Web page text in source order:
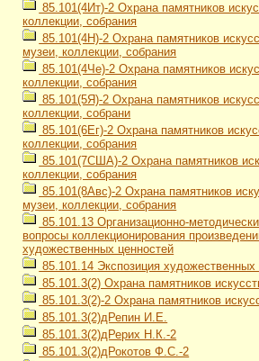
85.101(4Ит)-2 Охрана памятников
коллекции, собрания
85.101(4Н)-2 Охрана памятников
музеи, коллекции, собрания
85.101(4Че)-2 Охрана памятников
коллекции, собрания
85.101(5Я)-2 Охрана памятников
коллекции, собрани
85.101(6Ег)-2 Охрана памятников
коллекции, собрания
85.101(7США)-2 Охрана памятников
коллекции, собрания
85.101(8Авс)-2 Охрана памятников
музеи, коллекции, собрания
85.101.13 Организационно-
вопросы коллекционирования
художественных ценностей
85.101.14 Экспозиция
85.101.3(2) Охрана памятников
85.101.3(2)-2 Охрана памятников
85.101.3(2)дРепин И.Е.
85.101.3(2)дРерих Н.К.-2
85.101.3(2)дРокотов Ф.С.-2